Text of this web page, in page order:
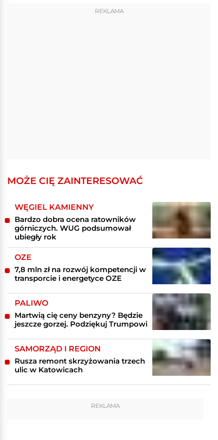
REKLAMA
MOŻE CIĘ ZAINTERESOWAĆ
WĘGIEL KAMIENNY
Bardzo dobra ocena ratowników
górniczych. WUG podsumował
ubiegły rok
OZE
7,8 mln zł na rozwój kompetencji w
transporcie i energetyce OZE
PALIWO
Martwią cię ceny benzyny? Będzie
jeszcze gorzej. Podziękuj Trumpowi
SAMORZĄD I REGION
Rusza remont skrzyżowania trzech
ulic w Katowicach
REKLAMA